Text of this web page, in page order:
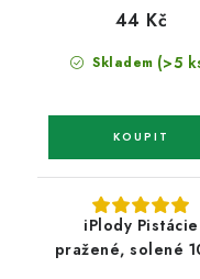
Skladem (>5
44 Kč
iPlody Pistácie
pražené, solené